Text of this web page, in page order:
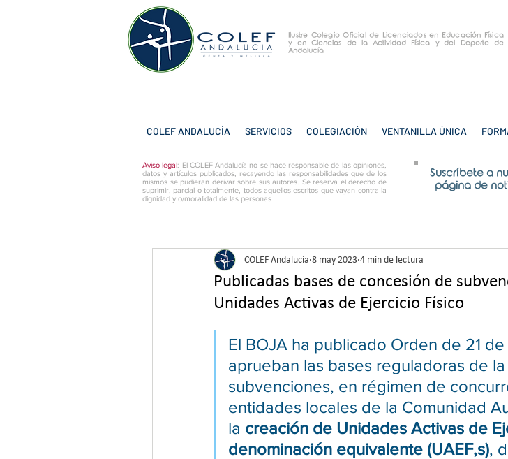
Ilustre Colegio Oficial de Licenciados en Educación Física
y en Ciencias de la Actividad Física y del Deporte de
Andalucía
COLEF ANDALUCÍA SERVICIOS COLEGIACIÓN VENTANILLA ÚNICA
Aviso legal: El COLEF Andalucía no se hace responsable de las opiniones,
datos y artículos publicados, recayendo las responsabilidades que de los
mismos se pudieran derivar sobre sus autores. Se reserva el derecho de
suprimir, parcial o totalmente, todos aquellos escritos que vayan contra la
dignidad y o/moralidad de las personas
Suscríbete a
página de
Publicadas bases de concesión de
Unidades Activas de Ejercicio Físico
COLEF Andalucía 8 may 2023 4 min de lectura
El BOJA ha publicado Orden de 21
aprueban las bases reguladoras de
subvenciones, en régimen de
entidades locales de la Comunidad
la creación de Unidades Activas de
denominación equivalente (UAEF,s),